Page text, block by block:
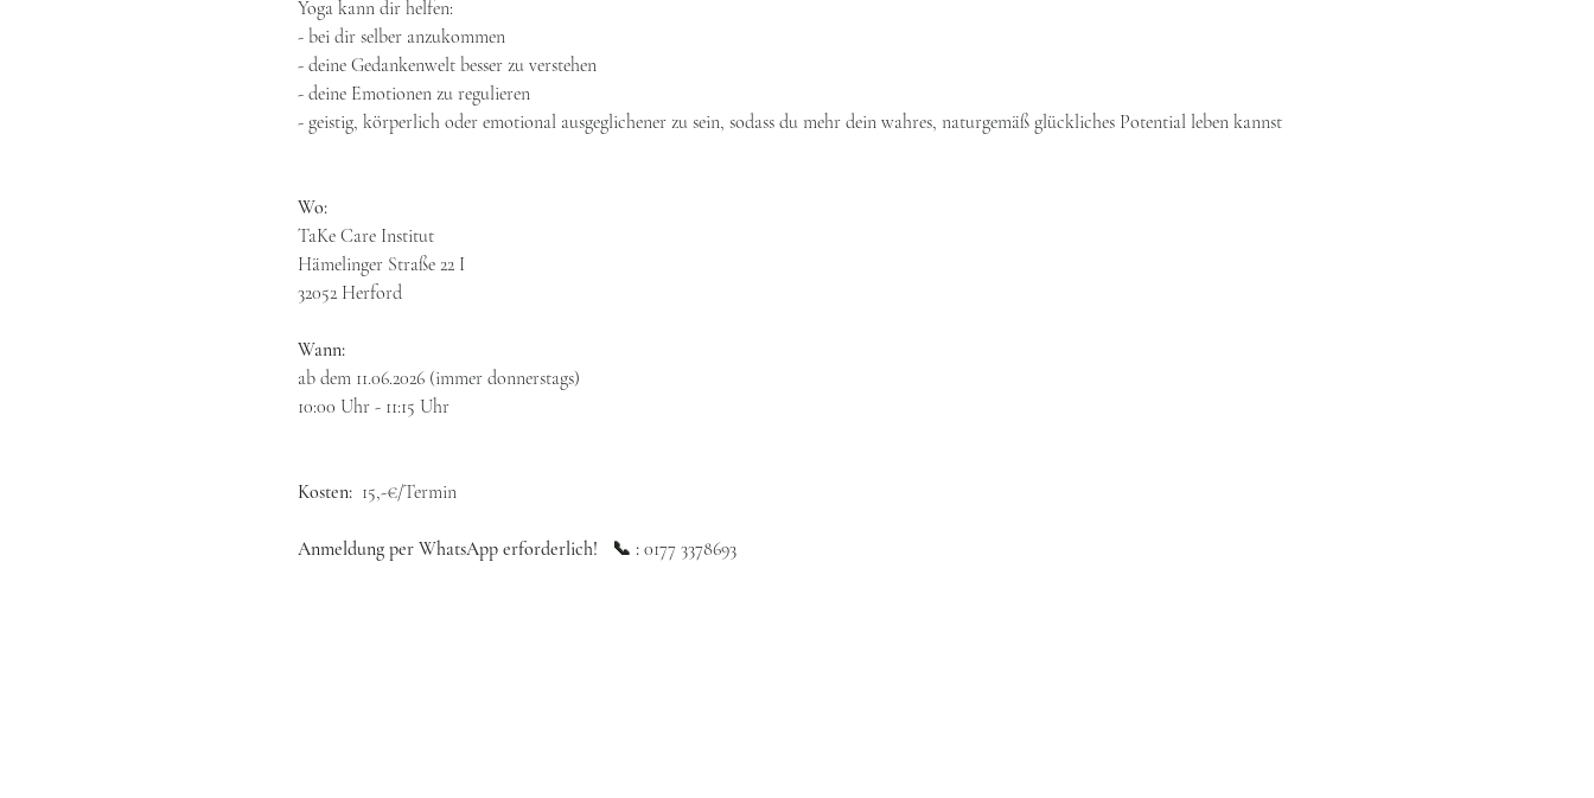
Yoga kann dir helfen:
- bei dir selber anzukommen
- deine Gedankenwelt besser zu verstehen
- deine Emotionen zu regulieren
- geistig, körperlich oder emotional ausgeglichener zu sein, sodass du mehr dein wahres, naturgemäß glückliches Potential leben kannst
Wo:
TaKe Care Institut
Hämelinger Straße 22 I
32052 Herford
Wann:
ab dem 11.06.2026 (immer donnerstags)
10:00 Uhr - 11:15 Uhr
Kosten: 15,-€/Termin
Anmeldung per WhatsApp erforderlich!   📞 : 0177 3378693